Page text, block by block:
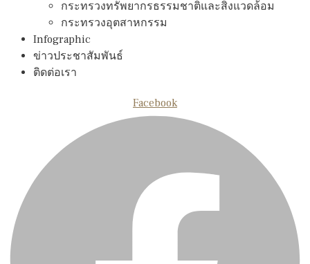
กระทรวงทรัพยากรธรรมชาติและสิงแวดล้อม
กระทรวงอุตสาหกรรม
Infographic
ข่าวประชาสัมพันธ์
ติดต่อเรา
Facebook